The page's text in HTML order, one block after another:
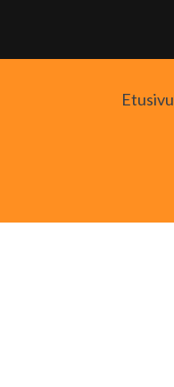
Etusivu